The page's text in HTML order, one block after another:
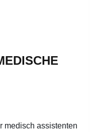
medisch assistenten